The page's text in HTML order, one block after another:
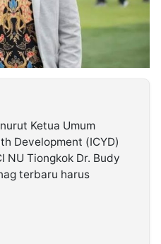
Ketua Umum
Development (ICYD)
NU Tiongkok Dr. Budy
terbaru harus